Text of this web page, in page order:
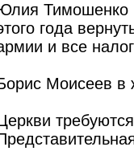
Тимошенко
года
и все
Моисеев в